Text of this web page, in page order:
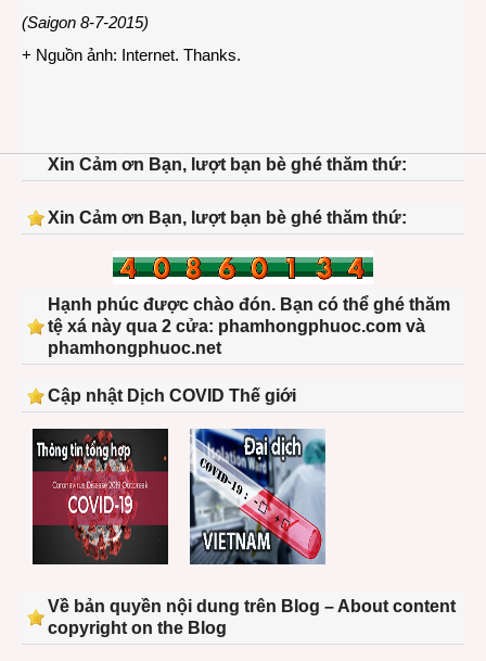
(Saigon 8-7-2015)
+ Nguồn ảnh: Internet. Thanks.
Xin Cảm ơn Bạn, lượt bạn bè ghé thăm thứ:
Xin Cảm ơn Bạn, lượt bạn bè ghé thăm thứ:
Hạnh phúc được chào đón. Bạn có thể ghé thăm
tệ xá này qua 2 cửa: phamhongphuoc.com và
phamhongphuoc.net
Cập nhật Dịch COVID Thế giới
Về bản quyền nội dung trên Blog – About content
copyright on the Blog